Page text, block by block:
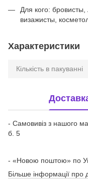
Для кого:
визажисты,
Характеристики
Кількість в пакуванні
- Самовивіз з нашого
б. 5
- «Новою поштою» по
Більше інформації про